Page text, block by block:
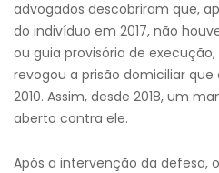
advogados descobriram que,
do indivíduo em 2017, não
ou guia provisória de
revogou a prisão domiciliar
2010. Assim, desde 2018, um
aberto contra ele.
Após a intervenção da defesa,